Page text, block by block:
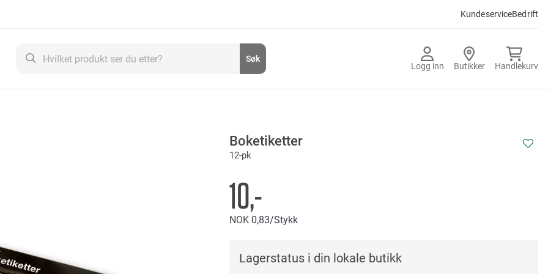
KundeserviceBedrift
Logg inn Butikker Handlekurv
Søk
Boketiketter
12-pk
10,-
NOK 0 83/Stykk
Lagerstatus i din lokale butikk